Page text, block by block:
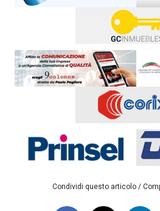
Condividi questo articolo /